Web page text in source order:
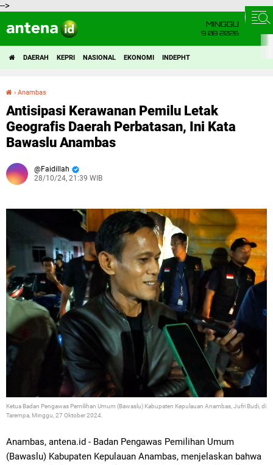
-->
MINGGU
9 08 2026
DAERAH KEPRI NASIONAL EKONOMI INDEPHT
› Anambas
Antisipasi Kerawanan Pemilu Letak
Geografis Daerah Perbatasan, Ini Kata
Bawaslu Anambas
Faidillah
28/10/24, 21:39 WIB
Ketua Badan Pengawas Pemilihan Umum (Bawaslu) Kabupaten Kepulauan Anambas, Jufri Budi, di
Tarempa, Minggu, 27 Oktober 2024.
Anambas, antena.id - Badan Pengawas Pemilihan Umum
(Bawaslu) Kabupaten Kepulauan Anambas, menjelaskan bahwa